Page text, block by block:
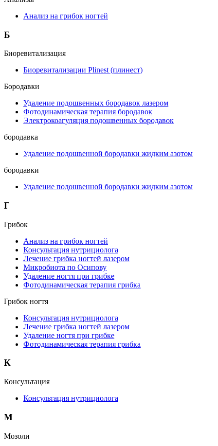
Анализ на грибок ногтей
Б
Биоревитализация
Биоревитализации Plinest (плинест)
Бородавки
Удаление подошвенных бородавок лазером
Фотодинамическая терапия бородавок
Электрокоагуляция подошвенных бородавок
бородавка
Удаление подошвенной бородавки жидким азотом
бородавки
Удаление подошвенной бородавки жидким азотом
Г
Грибок
Анализ на грибок ногтей
Консультация нутрициолога
Лечение грибка ногтей лазером
Микробиота по Осипову
Удаление ногтя при грибке
Фотодинамическая терапия грибка
Грибок ногтя
Консультация нутрициолога
Лечение грибка ногтей лазером
Удаление ногтя при грибке
Фотодинамическая терапия грибка
К
Консультация
Консультация нутрициолога
М
Мозоли